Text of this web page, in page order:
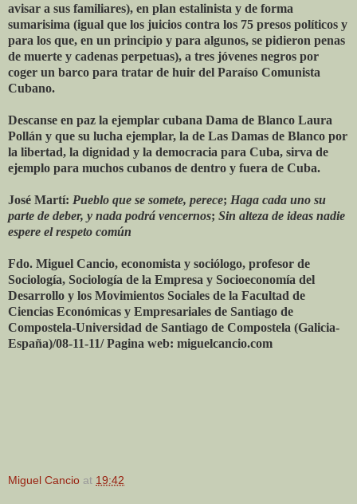
avisar a sus familiares), en plan estalinista y de forma
sumarisima (igual que los juicios contra los 75 presos políticos y
para los que, en un principio y para algunos, se pidieron penas
de muerte y cadenas perpetuas), a tres jóvenes negros por
coger un barco para tratar de huir del Paraíso Comunista
Cubano.
Descanse en paz la ejemplar cubana Dama de Blanco Laura
Pollán y que su lucha ejemplar, la de Las Damas de Blanco por
la libertad, la dignidad y la democracia para Cuba, sirva de
ejemplo para muchos cubanos de dentro y fuera de Cuba.
José Martí: Pueblo que se somete, perece; Haga cada uno su
parte de deber, y nada podrá vencernos; Sin alteza de ideas nadie
espere el respeto común
Fdo. Miguel Cancio, economista y sociólogo, profesor de
Sociología, Sociología de la Empresa y Socioeconomía del
Desarrollo y los Movimientos Sociales de la Facultad de
Ciencias Económicas y Empresariales de Santiago de
Compostela-Universidad de Santiago de Compostela (Galicia-
España)/08-11-11/ Pagina web: miguelcancio.com
Miguel Cancio at 19:42